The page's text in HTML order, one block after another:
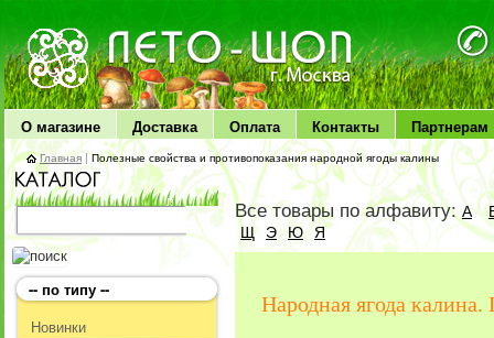
ЛЕТО чудо здоровья
О магазине Доставка Оплата Контакты Партнерам
Главная |Полезные свойства и противопоказания народной ягоды калины
-- по типу --
Новинки
Все товары по алфавиту:А
Щ Э Ю Я
Народная ягода